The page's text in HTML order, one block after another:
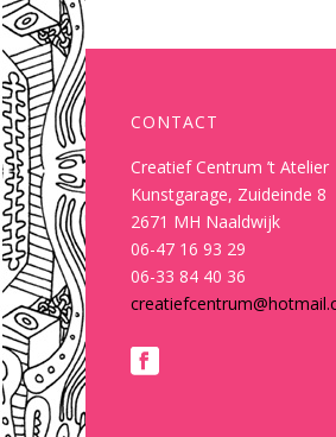
CONTACT
Creatief Centrum ’t Atelier
Kunstgarage, Zuideinde 8
2671 MH Naaldwijk
06-47 16 93 29
06-33 84 40 36